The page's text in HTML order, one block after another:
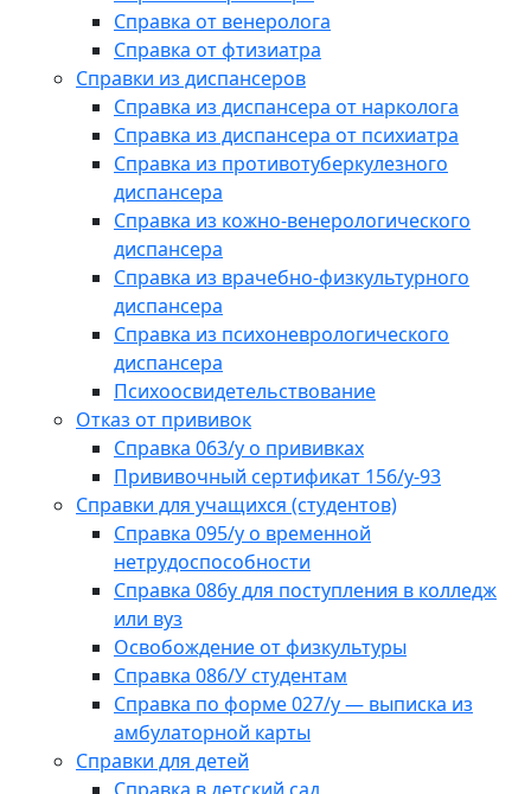
Справка от венеролога
Справка от фтизиатра
Справки из диспансеров
Справка из диспансера от нарколога
Справка из диспансера от психиатра
Справка из противотуберкулезного
диспансера
Справка из кожно-венерологического
диспансера
Справка из врачебно-физкультурного
диспансера
Справка из психоневрологического
диспансера
Психоосвидетельствование
Отказ от прививок
Справка 063/у о прививках
Прививочный сертификат 156/у-93
Справки для учащихся (студентов)
Справка 095/у о временной
нетрудоспособности
Справка 086у для поступления в колледж
или вуз
Освобождение от физкультуры
Справка 086/У студентам
Справка по форме 027/у — выписка из
амбулаторной карты
Справки для детей